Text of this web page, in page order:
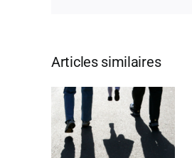
Articles similaires